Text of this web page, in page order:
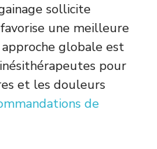
sollicite
une meilleure
globale est
pour
et les douleurs
de